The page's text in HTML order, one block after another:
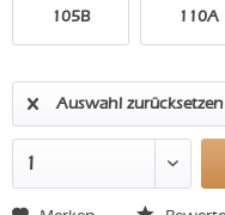
105B 110A
Auswahl zurücksetzen